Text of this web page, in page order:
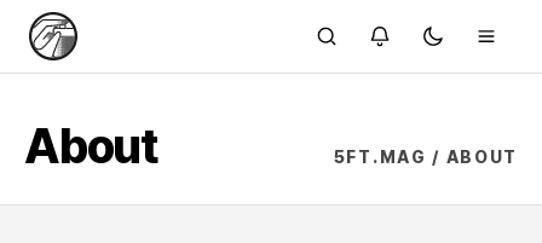
About 5FT.MAG / ABOUT